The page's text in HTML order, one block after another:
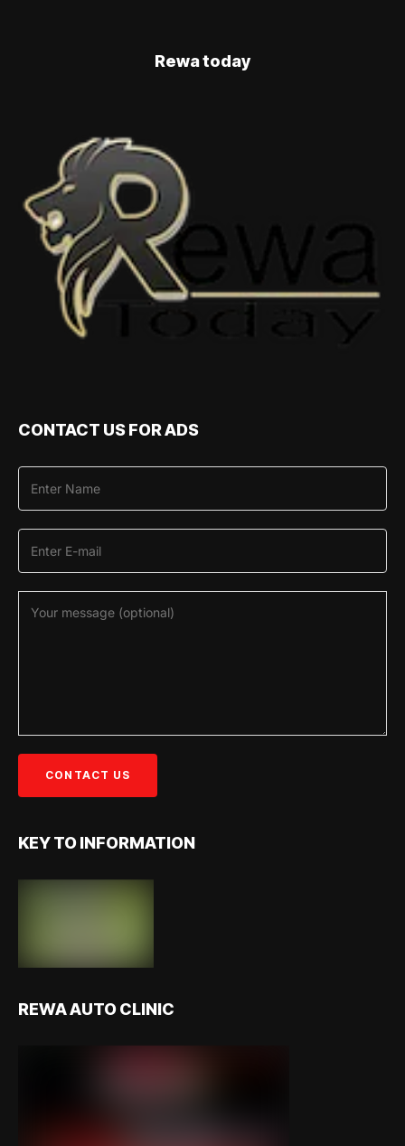
Rewa today
CONTACT US FOR ADS
KEY TO INFORMATION
REWA AUTO CLINIC